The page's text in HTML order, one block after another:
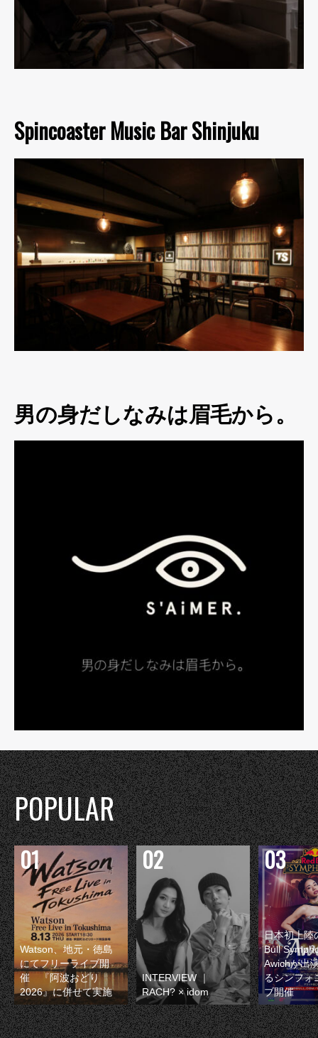
Spincoaster Music Bar Shinjuku
男の身だしなみは眉毛から。
POPULAR
Watson、地元・徳島
にてフリーライブ開
催 『阿波おどり
2026』に併せて実施
INTERVIEW ｜
RACH? × idom
日本初上陸
Bull
Awichが出
るシンフォ
ブ開催